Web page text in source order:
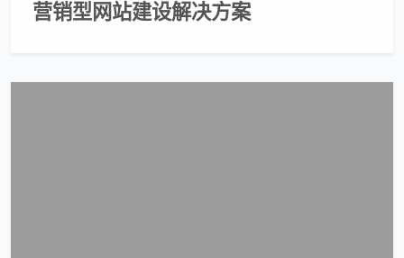
营销型网站建设解决方案